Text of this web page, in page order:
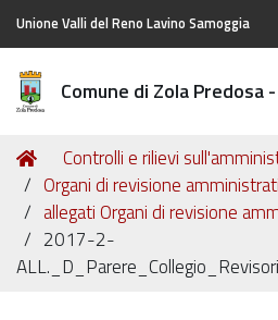
Unione Valli del Reno Lavino Samoggia
Comune di Zola
Tu
sei
qui:
Home
Controlli e rilievi
Organi di revisione
allegati Organi di revisione
2017-2-